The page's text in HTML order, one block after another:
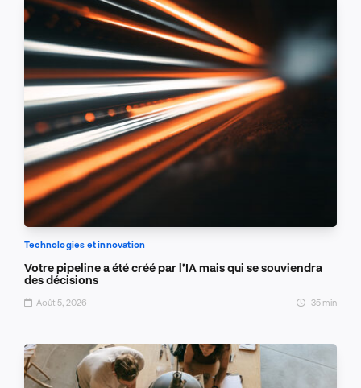
Technologies et innovation
Votre pipeline a été créé par l’IA mais qui se souviendra
des décisions
Août 5, 2026 35 min